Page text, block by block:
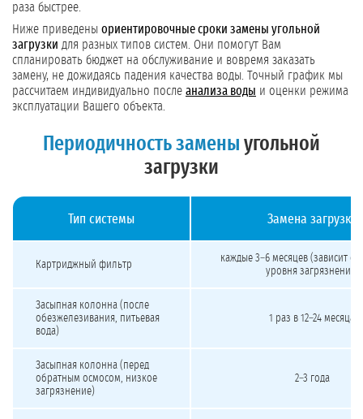
раза быстрее.
Ниже приведены ориентировочные сроки замены угольной
загрузки для разных типов систем. Они помогут Вам
спланировать бюджет на обслуживание и вовремя заказать
замену, не дожидаясь падения качества воды. Точный график мы
рассчитаем индивидуально после анализа воды и оценки режима
эксплуатации Вашего объекта.
Периодичность замены угольной
загрузки
Тип системы Замена загрузки
Картриджный фильтр
каждые 3–6 месяцев (зависит от
уровня загрязнения)
Засыпная колонна (после
обезжелезивания, питьевая
вода)
1 раз в 12–24 месяца
Засыпная колонна (перед
обратным осмосом, низкое
загрязнение)
2–3 года